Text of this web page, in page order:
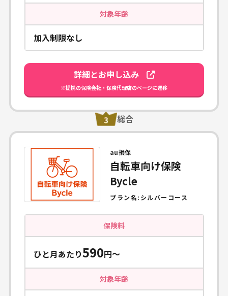
対象年齢
加入制限なし
詳細とお申し込み
※提携の保険会社・保険代理店のページに遷移
総合
au損保
自転車向け保険
Bycle
プラン名: シルバーコース
保険料
ひと月あたり590円〜
対象年齢